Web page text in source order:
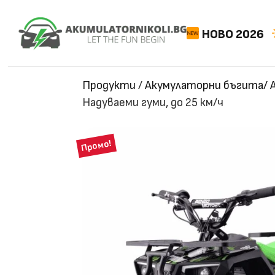
НОВО 2026
Продукти /Акумулаторни бъгита/
Надуваеми гуми, до 25 км/ч
Промо!